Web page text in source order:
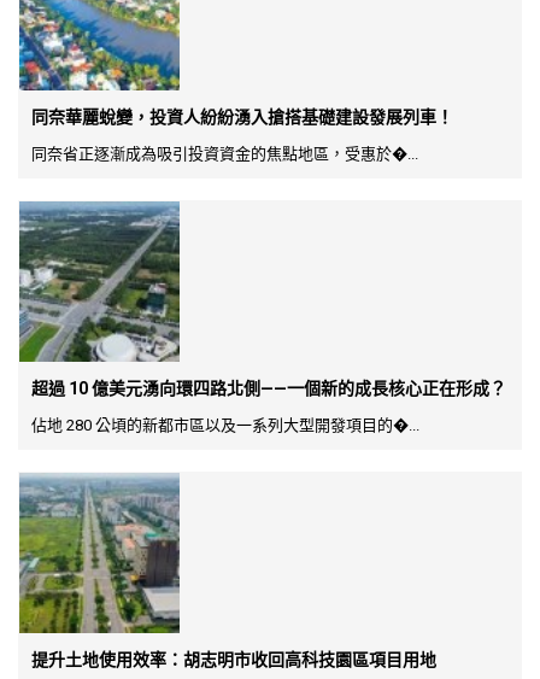
同奈華麗蛻變，投資人紛紛湧入搶搭基礎建設發展列車！
同奈省正逐漸成為吸引投資資金的焦點地區，受惠於�...
超過 10 億美元湧向環四路北側——一個新的成長核心正在形成？
佔地 280 公頃的新都市區以及一系列大型開發項目的�...
提升土地使用效率：胡志明市收回高科技園區項目用地